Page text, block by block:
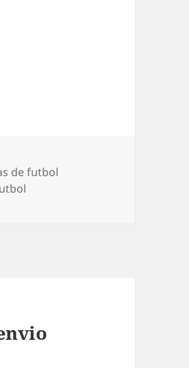
de futbol